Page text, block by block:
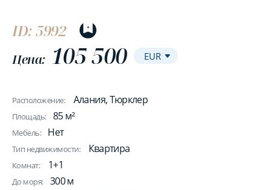
ID: 5992
Цена: 105 500
Расположение: Алания, Тюрклер
Площадь: 85 м²
Мебель: Нет
Тип недвижимости: Квартира
Комнат: 1+1
До моря: 300 м